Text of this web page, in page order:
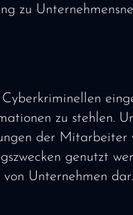
zu
zu stehlen.
der Mitarbeiter
genutzt
Unternehmen dar.